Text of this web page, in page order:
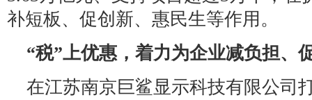
补短板、促创新、惠民生等作用。
“税”上优惠，着力为企业减负担、
在江苏南京巨鲨显示科技有限公司